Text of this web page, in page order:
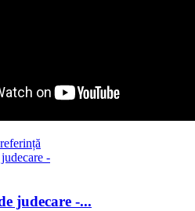
judecare -...